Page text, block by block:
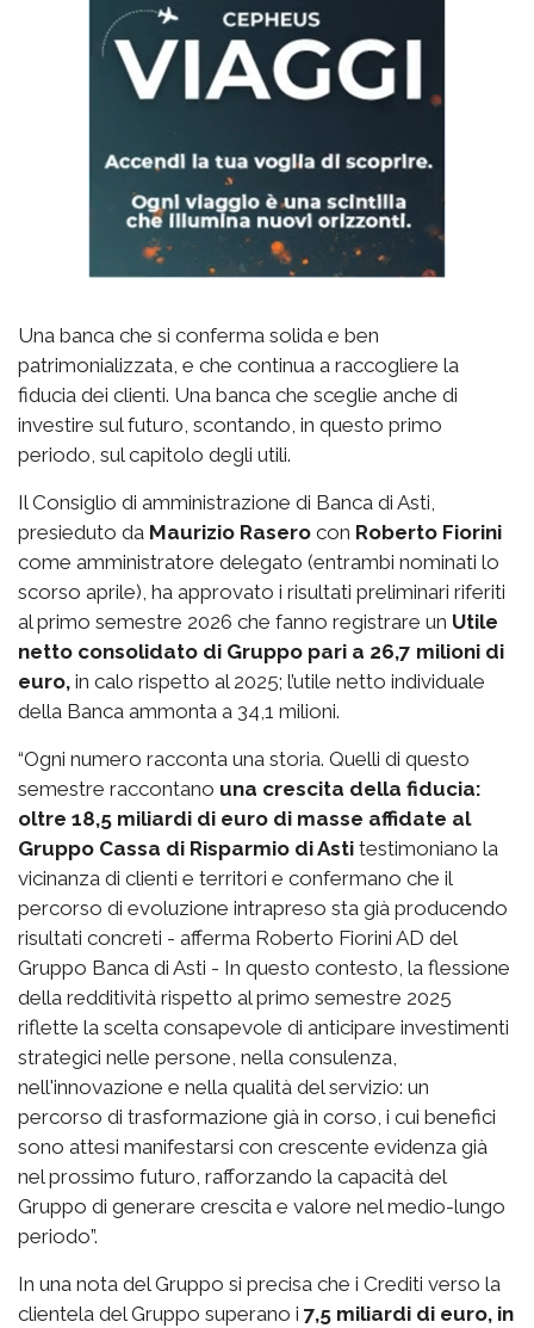
Una banca che si conferma solida e ben
patrimonializzata, e che continua a raccogliere la
fiducia dei clienti. Una banca che sceglie anche di
investire sul futuro, scontando, in questo primo
periodo, sul capitolo degli utili.
Il Consiglio di amministrazione di Banca di Asti,
presieduto da Maurizio Rasero con Roberto Fiorini
come amministratore delegato (entrambi nominati lo
scorso aprile), ha approvato i risultati preliminari riferiti
al primo semestre 2026 che fanno registrare un Utile
netto consolidato di Gruppo pari a 26,7 milioni di
euro, in calo rispetto al 2025; l’utile netto individuale
della Banca ammonta a 34,1 milioni.
“Ogni numero racconta una storia. Quelli di questo
semestre raccontano una crescita della fiducia:
oltre 18,5 miliardi di euro di masse affidate al
Gruppo Cassa di Risparmio di Asti testimoniano la
vicinanza di clienti e territori e confermano che il
percorso di evoluzione intrapreso sta già producendo
risultati concreti - afferma Roberto Fiorini AD del
Gruppo Banca di Asti - In questo contesto, la flessione
della redditività rispetto al primo semestre 2025
riflette la scelta consapevole di anticipare investimenti
strategici nelle persone, nella consulenza,
nell'innovazione e nella qualità del servizio: un
percorso di trasformazione già in corso, i cui benefici
sono attesi manifestarsi con crescente evidenza già
nel prossimo futuro, rafforzando la capacità del
Gruppo di generare crescita e valore nel medio-lungo
periodo”.
In una nota del Gruppo si precisa che i Crediti verso la
clientela del Gruppo superano i 7,5 miliardi di euro, in